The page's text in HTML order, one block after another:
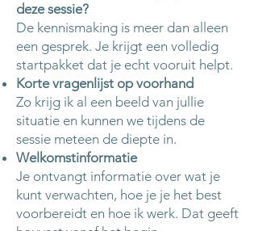
deze sessie?
De kennismaking is meer dan alleen
een gesprek. Je krijgt een volledig
startpakket dat je echt vooruit helpt.
Korte vragenlijst op voorhand
Zo krijg ik al een beeld van jullie
situatie en kunnen we tijdens de
sessie meteen de diepte in.
Welkomstinformatie
Je ontvangt informatie over wat je
kunt verwachten, hoe je je het best
voorbereidt en hoe ik werk. Dat geeft